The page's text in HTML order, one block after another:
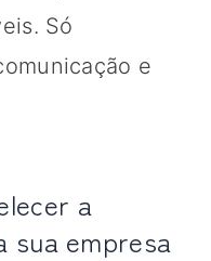
Só
e
a
sua empresa